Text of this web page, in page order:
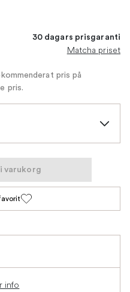
30 dagars prisgaranti
Matcha priset
pris på
pris.
varukorg
info